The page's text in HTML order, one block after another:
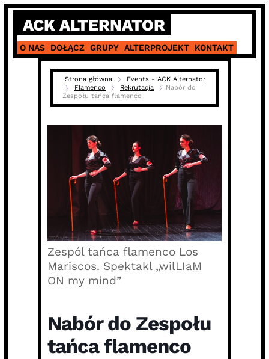
Skip
content
ACK ALTERNATOR
O NAS DOŁĄCZ GRUPY ALTERPROJEKT KONTAKT
Strona główna
Events - ACK Alternator
Flamenco
Rekrutacja
Nabór do
Zespołu tańca flamenco
Zespól tańca flamenco Los
Mariscos. Spektakl „wilLIaM
ON my mind”
Nabór do Zespołu
tańca flamenco